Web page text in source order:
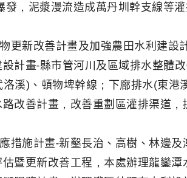
發，泥漿漫流造成萬丹圳幹支線等
更新改善計畫及加強農田水利建設
計畫-縣市管河川及區域排水整體
溪)、頓物埤幹線；下廍排水(東
改善計畫，改善重劃區灌排渠道
措施計畫-新鑿長治、高樹、林邊
暨更新改善工程，本處辦理龍鑾